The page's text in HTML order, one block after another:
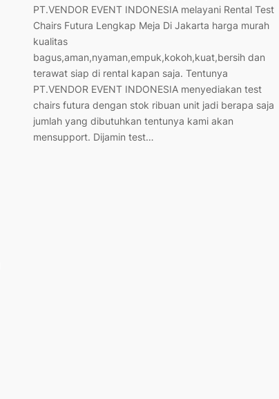
PT.VENDOR EVENT INDONESIA melayani Rental Test
Chairs Futura Lengkap Meja Di Jakarta harga murah
kualitas
bagus,aman,nyaman,empuk,kokoh,kuat,bersih dan
terawat siap di rental kapan saja. Tentunya
PT.VENDOR EVENT INDONESIA menyediakan test
chairs futura dengan stok ribuan unit jadi berapa saja
jumlah yang dibutuhkan tentunya kami akan
mensupport. Dijamin test…